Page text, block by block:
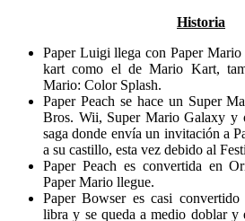
Historia
Paper Luigi llega con Paper
kart como el de Mario Kart,
Mario: Color Splash.
Paper Peach se hace un Super
Bros. Wii, Super Mario Galaxy y
saga donde envía un invitación a
a su castillo, esta vez debido al
Paper Peach es convertida en
Paper Mario llegue.
Paper Bowser es casi
libra y se queda a medio doblar y